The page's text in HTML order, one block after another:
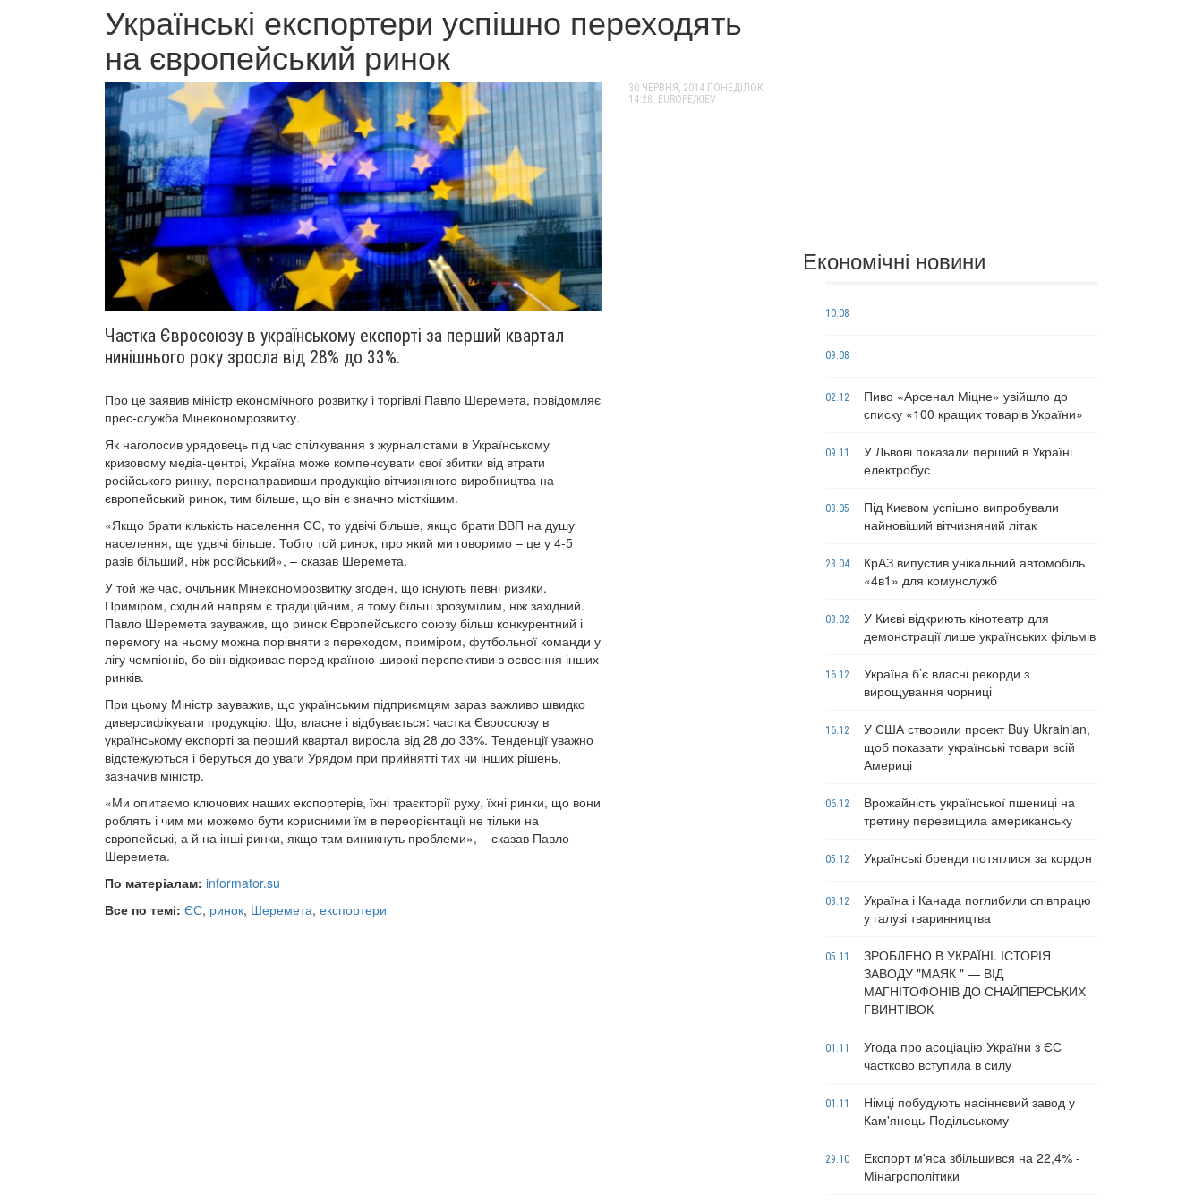
Українські експортери успішно переходять
на європейський ринок
Частка Євросоюзу в українському експорті за перший квартал
нинішнього року зросла від 28% до 33%.
Про це заявив міністр економічного розвитку і торгівлі Павло Шеремета, повідомляє
прес-служба Мінекономрозвитку.
Як наголосив урядовець під час спілкування з журналістами в Українському
кризовому медіа-центрі, Україна може компенсувати свої збитки від втрати
російського ринку, перенаправивши продукцію вітчизняного виробництва на
європейський ринок, тим більше, що він є значно місткішим.
«Якщо брати кількість населення ЄС, то удвічі більше, якщо брати ВВП на душу
населення, ще удвічі більше. Тобто той ринок, про який ми говоримо – це у 4-5
разів більший, ніж російський», – сказав Шеремета.
У той же час, очільник Мінекономрозвитку згоден, що існують певні ризики.
Приміром, східний напрям є традиційним, а тому більш зрозумілим, ніж західний.
Павло Шеремета зауважив, що ринок Європейського союзу більш конкурентний і
перемогу на ньому можна порівняти з переходом, приміром, футбольної команди у
лігу чемпіонів, бо він відкриває перед країною широкі перспективи з освоєння інших
ринків.
При цьому Міністр зауважив, що українським підприємцям зараз важливо швидко
диверсифікувати продукцію. Що, власне і відбувається: частка Євросоюзу в
українському експорті за перший квартал виросла від 28 до 33%. Тенденції уважно
відстежуються і беруться до уваги Урядом при прийнятті тих чи інших рішень,
зазначив міністр.
«Ми опитаємо ключових наших експортерів, їхні траєкторії руху, їхні ринки, що вони
роблять і чим ми можемо бути корисними їм в переорієнтації не тільки на
європейські, а й на інші ринки, якщо там виникнуть проблеми», – сказав Павло
Шеремета.
По матеріалам: informator.su
Все по темі: ЄС, ринок, Шеремета, експортери
30 ЧЕРВНЯ, 2014 ПОНЕДІЛОК
14:28. EUROPE/KIEV
Економічні новини
10.08
09.08
02.12
Пиво «Арсенал Міцне» увійшло до
списку «100 кращих товарів України»
09.11
У Львові показали перший в Україні
електробус
08.05
Під Києвом успішно випробували
найновіший вітчизняний літак
23.04
КрАЗ випустив унікальний автомобіль
«4в1» для комунслужб
08.02
У Києві відкриють кінотеатр для
демонстрації лише українських фільмів
16.12
Україна б’є власні рекорди з
вирощування чорниці
16.12
У США створили проект Buy Ukrainian,
щоб показати українські товари всій
Америці
06.12
Врожайність української пшениці на
третину перевищила американську
05.12 Українські бренди потяглися за кордон
03.12
Україна і Канада поглибили співпрацю
у галузі тваринництва
05.11
ЗРОБЛЕНО В УКРАЇНІ. ІСТОРІЯ
ЗАВОДУ "МАЯК " — ВІД
МАГНІТОФОНІВ ДО СНАЙПЕРСЬКИХ
ГВИНТІВОК
01.11
Угода про асоціацію України з ЄС
частково вступила в силу
01.11
Німці побудують насіннєвий завод у
Кам'янець-Подільському
29.10
Експорт м'яса збільшився на 22,4% -
Мінагрополітики